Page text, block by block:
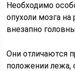
Необходимо
опухоли мозга
внезапно
Они отличаются
положении лежа,